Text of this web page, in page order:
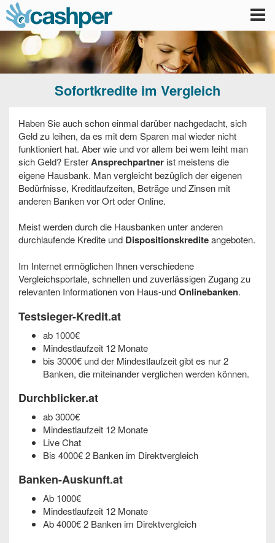
Sofortkredite im Vergleich
Haben Sie auch schon einmal darüber nachgedacht, sich
Geld zu leihen, da es mit dem Sparen mal wieder nicht
funktioniert hat. Aber wie und vor allem bei wem leiht man
sich Geld? ErsterAnsprechpartner ist meistens die
eigene Hausbank. Man vergleicht bezüglich der eigenen
Bedürfnisse, Kreditlaufzeiten, Beträge und Zinsen mit
anderen Banken vor Ort oder Online.
Meist werden durch die Hausbanken unter anderen
durchlaufende Kredite und Dispositionskrediteangeboten.
Im Internet ermöglichen Ihnen verschiedene
Vergleichsportale, schnellen und zuverlässigen Zugang zu
relevanten Informationen von Haus-undOnlinebanken.
Testsieger-Kredit.at
ab 1000€
Mindestlaufzeit 12 Monate
bis 3000€ und der Mindestlaufzeit gibt es nur 2
Banken, die miteinander verglichen werden können.
Durchblicker.at
ab 3000€
Mindestlaufzeit 12 Monate
Live Chat
Bis 4000€ 2 Banken im Direktvergleich
Banken-Auskunft.at
Ab 1000€
Mindestlaufzeit 12 Monate
Ab 4000€ 2 Banken im Direktvergleich